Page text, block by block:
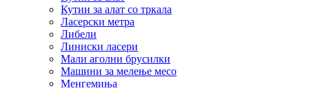
Кутии за алат со тркала
Ласерски метра
Либели
Линиски ласери
Мали аголни брусилки
Машини за мелење месо
Менгемиња